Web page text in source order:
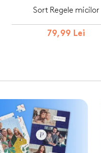
Sort Regele micilor
79,99 Lei